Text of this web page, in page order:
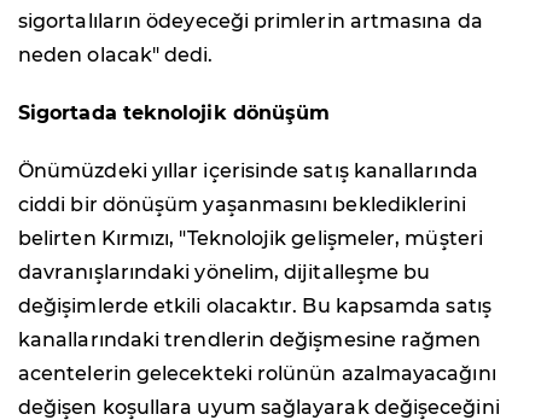
sigortalıların ödeyeceği primlerin artmasına da
neden olacak" dedi.
Sigortada teknolojik dönüşüm
Önümüzdeki yıllar içerisinde satış kanallarında
ciddi bir dönüşüm yaşanmasını beklediklerini
belirten Kırmızı, "Teknolojik gelişmeler, müşteri
davranışlarındaki yönelim, dijitalleşme bu
değişimlerde etkili olacaktır. Bu kapsamda satış
kanallarındaki trendlerin değişmesine rağmen
acentelerin gelecekteki rolünün azalmayacağını
değişen koşullara uyum sağlayarak değişeceğini